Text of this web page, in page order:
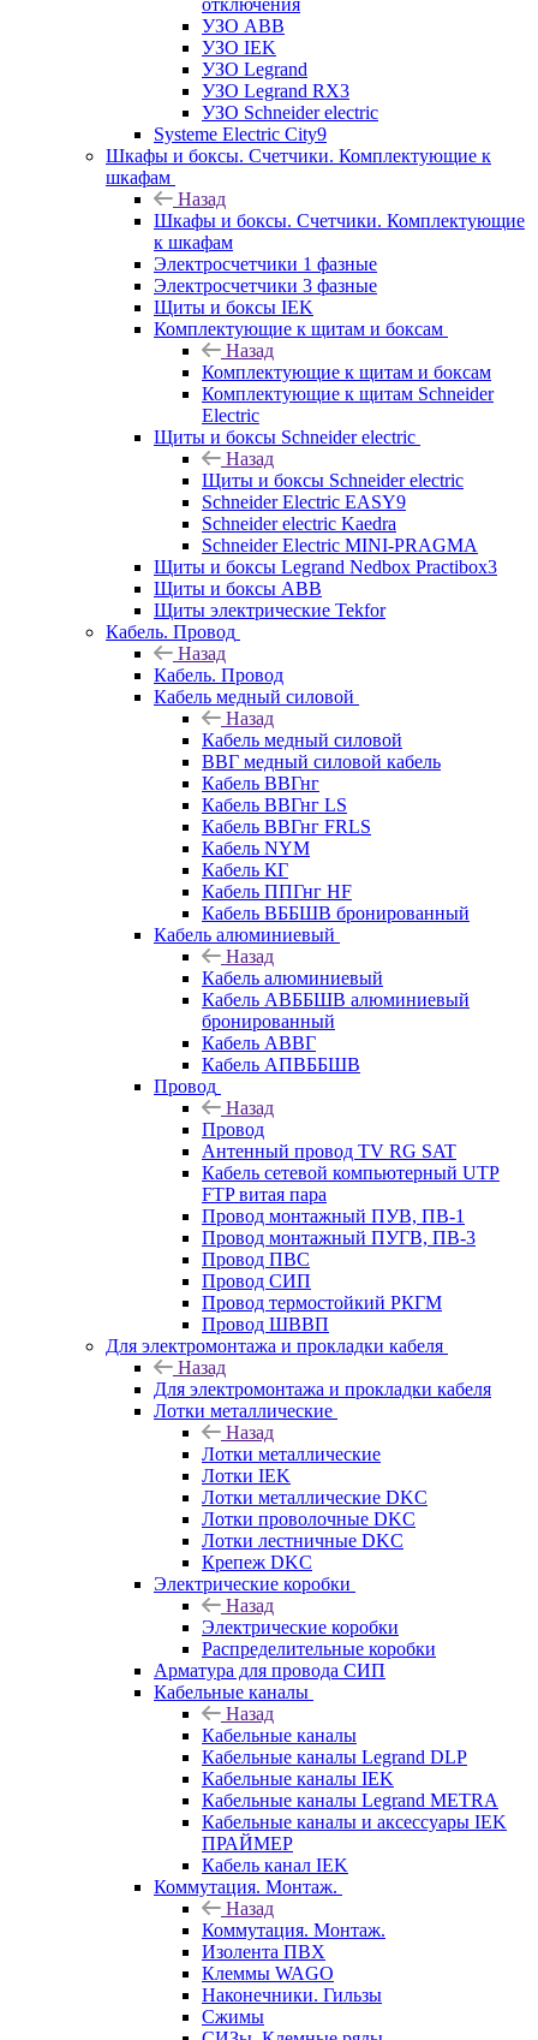
УЗО ABB
УЗО IEK
УЗО Legrand
УЗО Legrand RX3
УЗО Schneider electric
Systeme Electric City9
Шкафы и боксы. Счетчики. Комплектующие к
шкафам
Назад
Шкафы и боксы. Счетчики. Комплектующие
к шкафам
Электросчетчики 1 фазные
Электросчетчики 3 фазные
Щиты и боксы IEK
Комплектующие к щитам и боксам
Назад
Комплектующие к щитам и боксам
Комплектующие к щитам Schneider
Electric
Щиты и боксы Schneider electric
Назад
Щиты и боксы Schneider electric
Schneider Electric EASY9
Schneider electric Kaedra
Schneider Electric MINI-PRAGMA
Щиты и боксы Legrand Nedbox Practibox3
Щиты и боксы ABB
Щиты электрические Tekfor
Кабель. Провод
Назад
Кабель. Провод
Кабель медный силовой
Назад
Кабель медный силовой
ВВГ медный силовой кабель
Кабель ВВГнг
Кабель ВВГнг LS
Кабель ВВГнг FRLS
Кабель NYM
Кабель КГ
Кабель ППГнг HF
Кабель ВББШВ бронированный
Кабель алюминиевый
Назад
Кабель алюминиевый
Кабель АВББШВ алюминиевый
бронированный
Кабель АВВГ
Кабель АПВББШВ
Провод
Назад
Провод
Антенный провод TV RG SAT
Кабель сетевой компьютерный UTP
FTP витая пара
Провод монтажный ПУВ, ПВ-1
Провод монтажный ПУГВ, ПВ-3
Провод ПВС
Провод СИП
Провод термостойкий РКГМ
Провод ШВВП
Для электромонтажа и прокладки кабеля
Назад
Для электромонтажа и прокладки кабеля
Лотки металлические
Назад
Лотки металлические
Лотки IEK
Лотки металлические DKC
Лотки проволочные DKC
Лотки лестничные DKC
Крепеж DKC
Электрические коробки
Назад
Электрические коробки
Распределительные коробки
Арматура для провода СИП
Кабельные каналы
Назад
Кабельные каналы
Кабельные каналы Legrand DLP
Кабельные каналы IEK
Кабельные каналы Legrand METRA
Кабельные каналы и аксессуары IEK
ПРАЙМЕР
Кабель канал IEK
Коммутация. Монтаж.
Назад
Коммутация. Монтаж.
Изолента ПВХ
Клеммы WAGO
Наконечники. Гильзы
Сжимы